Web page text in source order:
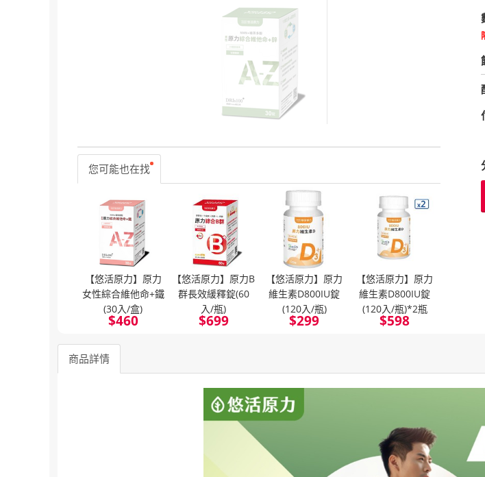
您可能也在找
【悠活原力】原力
女性綜合維他命+鐵
(30入/盒)
$460
【悠活原力】原力B
群長效緩釋錠(60
入/瓶)
$699
【悠活原力】原力
維生素D800IU錠
(120入/瓶)
$299
【悠活原力】原力
維生素D800IU錠
(120入/瓶)*2瓶
$598
商品詳情